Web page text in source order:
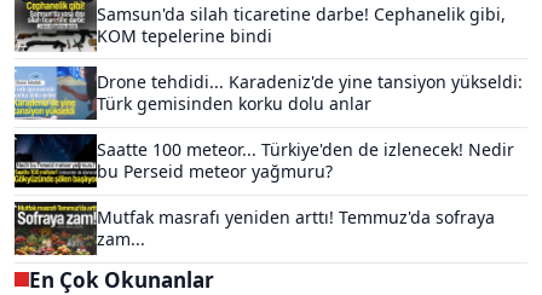
Samsun'da silah ticaretine darbe! Cephanelik gibi,
KOM tepelerine bindi
Drone tehdidi... Karadeniz'de yine tansiyon yükseldi:
Türk gemisinden korku dolu anlar
Saatte 100 meteor... Türkiye'den de izlenecek! Nedir
bu Perseid meteor yağmuru?
Mutfak masrafı yeniden arttı! Temmuz'da sofraya
zam...
En Çok Okunanlar